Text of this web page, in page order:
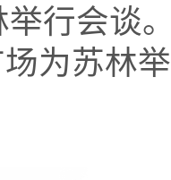
举行会谈
为苏林